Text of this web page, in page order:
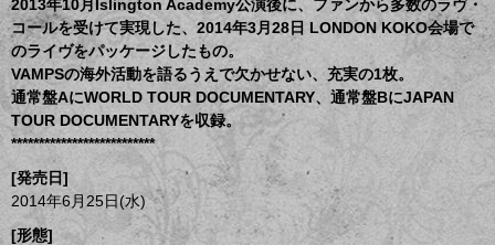
2013年10月Islington Academy公演後に、ファンから多数のラヴ・
コールを受けて実現した、2014年3月28日 LONDON KOKO会場で
のライヴをパッケージしたもの。
VAMPSの海外活動を語るうえで欠かせない、充実の1枚。
通常盤AにWORLD TOUR DOCUMENTARY、通常盤BにJAPAN
TOUR DOCUMENTARYを収録。
**************************
[発売日]
2014年6月25日(水)
[形態]